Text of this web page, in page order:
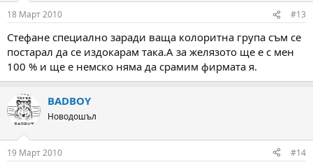
18 Март 2010 #13
Стефане специално заради ваща колоритна група съм се
постарал да се издокарам така.А за желязото ще е с мен
100 % и ще е немско няма да срамим фирмата я.
BADBOY
Новодошъл
19 Март 2010 #14